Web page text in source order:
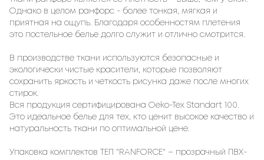
Однако в целом ранфорс - более тонкая, мягкая и
приятная на ощупь. Благодаря особенностям плетения
это постельное белье долго служит и отлично смотрится.
В производстве ткани используются безопасные и
экологически чистые красители, которые позволяют
сохранить яркость и четкость рисунка даже после многих
стирок.
Вся продукция сертифицирована Oeko-Tex Standart 100.
Это идеальное белье для тех, кто ценит высокое качество и
натуральность ткани по оптимальной цене.
Упаковка комплектов ТЕП "RANFORCE" – прозрачный ПВХ-